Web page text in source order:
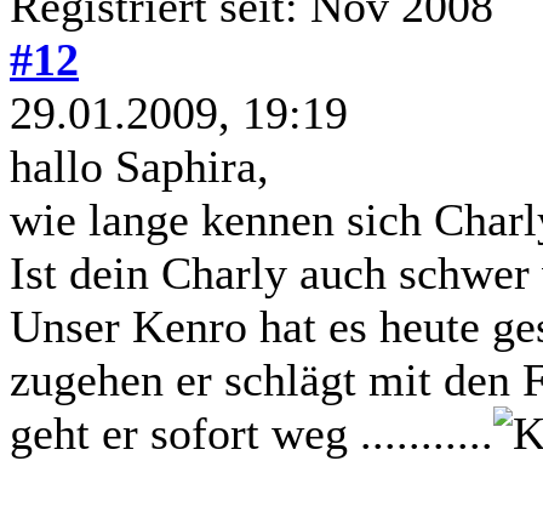
#12
29.01.2009, 19:19
hallo Saphira,
wie lange kennen sich
Ist dein Charly auch
Unser Kenro hat es heute
zugehen er schlägt mit den
geht er sofort weg ...........